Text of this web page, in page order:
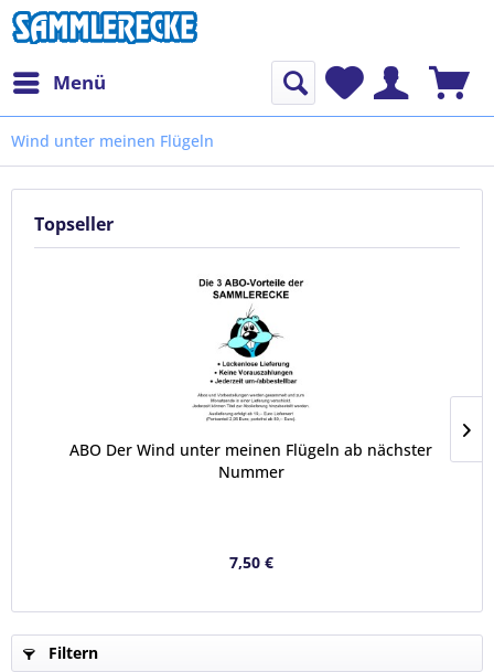
Menü
Wind unter meinen Flügeln
Topseller
ABO Der Wind unter meinen Flügeln ab nächster
Nummer
7,50 €
Filtern